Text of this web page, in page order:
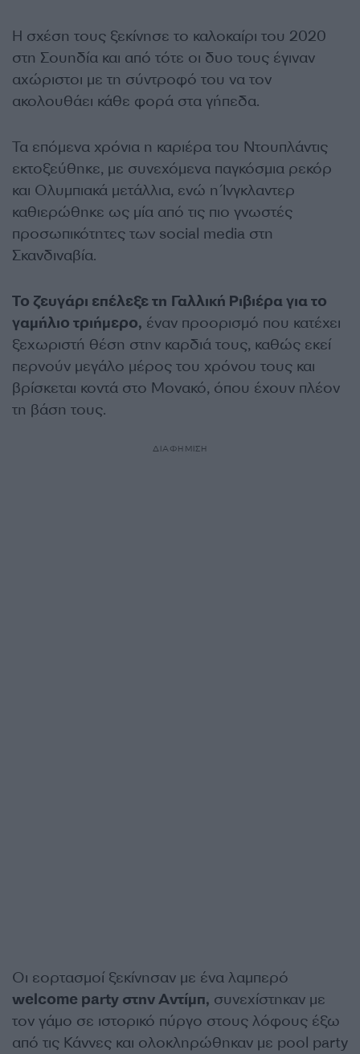
Η σχέση τους ξεκίνησε το καλοκαίρι του 2020
στη Σουηδία και από τότε οι δυο τους έγιναν
αχώριστοι με τη σύντροφό του να τον
ακολουθάει κάθε φορά στα γήπεδα.
Τα επόμενα χρόνια η καριέρα του Ντουπλάντις
εκτοξεύθηκε, με συνεχόμενα παγκόσμια ρεκόρ
και Ολυμπιακά μετάλλια, ενώ η Ίνγκλαντερ
καθιερώθηκε ως μία από τις πιο γνωστές
προσωπικότητες των social media στη
Σκανδιναβία.
Το ζευγάρι επέλεξε τη Γαλλική Ριβιέρα για το
γαμήλιο τριήμερο, έναν προορισμό που κατέχει
ξεχωριστή θέση στην καρδιά τους, καθώς εκεί
περνούν μεγάλο μέρος του χρόνου τους και
βρίσκεται κοντά στο Μονακό, όπου έχουν πλέον
τη βάση τους.
ΔΙΑΦΗΜΙΣΗ
Οι εορτασμοί ξεκίνησαν με ένα λαμπερό
welcome party στην Αντίμπ, συνεχίστηκαν με
τον γάμο σε ιστορικό πύργο στους λόφους έξω
από τις Κάννες και ολοκληρώθηκαν με pool party